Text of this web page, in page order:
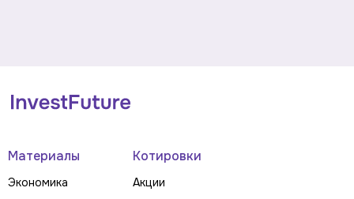
Материалы
Экономика
Котировки
Акции